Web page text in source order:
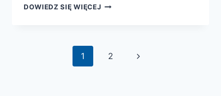
DOWIEDZ SIĘ WIĘCEJ CIEMNA
Nawigacja1 2
Następna